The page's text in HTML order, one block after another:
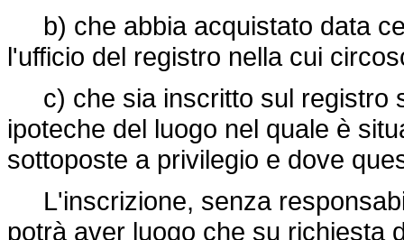
b) che abbia acquistato data
l'ufficio del registro nella cui
c) che sia inscritto sul registro
ipoteche del luogo nel quale è
sottoposte a privilegio e dove
L'inscrizione, senza
potrà aver luogo che su richiesta